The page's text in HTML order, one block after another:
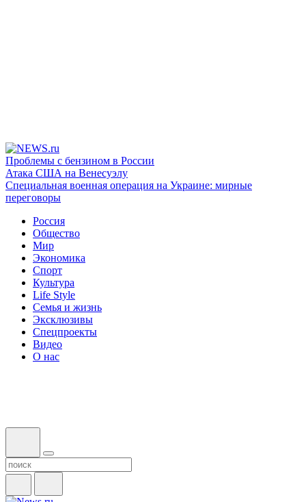
Проблемы с бензином в России
Атака США на Венесуэлу
Специальная военная операция на Украине: мирные
переговоры
Россия
Общество
Мир
Экономика
Спорт
Культура
Life Style
Семья и жизнь
Эксклюзивы
Спецпроекты
Видео
О нас